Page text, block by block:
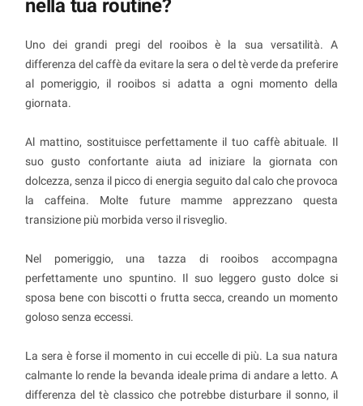
nella tua routine?
Uno dei grandi pregi del rooibos è la sua versatilità. A
differenza del caffè da evitare la sera o del tè verde da preferire
al pomeriggio, il rooibos si adatta a ogni momento della
giornata.
Al mattino, sostituisce perfettamente il tuo caffè abituale. Il
suo gusto confortante aiuta ad iniziare la giornata con
dolcezza, senza il picco di energia seguito dal calo che provoca
la caffeina. Molte future mamme apprezzano questa
transizione più morbida verso il risveglio.
Nel pomeriggio, una tazza di rooibos accompagna
perfettamente uno spuntino. Il suo leggero gusto dolce si
sposa bene con biscotti o frutta secca, creando un momento
goloso senza eccessi.
La sera è forse il momento in cui eccelle di più. La sua natura
calmante lo rende la bevanda ideale prima di andare a letto. A
differenza del tè classico che potrebbe disturbare il sonno, il